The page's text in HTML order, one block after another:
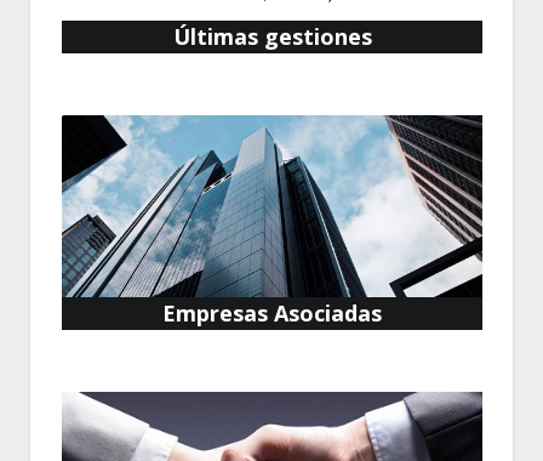
Últimas gestiones
Empresas Asociadas